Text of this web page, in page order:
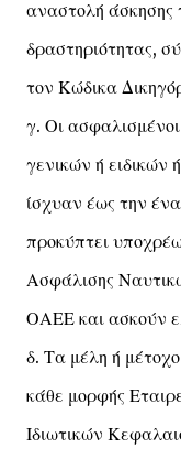
αναστολή άσκησης
δραστηριότητας,
τον Κώδικα
γ. Οι
γενικών ή ειδικών
ίσχυαν έως την
προκύπτει
Ασφάλισης
ΟΑΕΕ και ασκούν
δ. Τα μέλη ή
κάθε μορφής
Ιδιωτικών